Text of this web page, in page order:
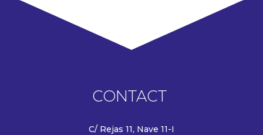
CONTACT
C/ Rejas 11, Nave 11-I